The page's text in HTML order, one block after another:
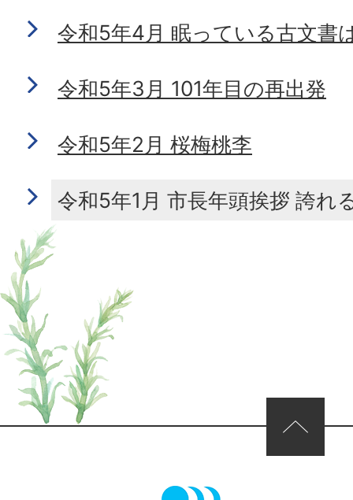
令和5年4月 眠っている古文書
令和5年3月 101年目の再出発
令和5年2月 桜梅桃李
令和5年1月 市長年頭挨拶 誇れ
ページの先頭へ